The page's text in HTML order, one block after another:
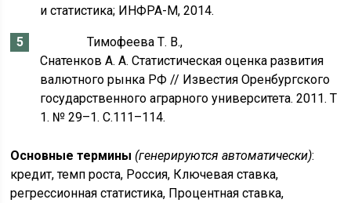
и статистика; ИНФРА-М, 2014.
Тимофеева Т. В.,
Снатенков А. А. Статистическая оценка развития
валютного рынка РФ // Известия Оренбургского
государственного аграрного университета. 2011. Т
1. № 29–1. С.111–114.
Основные термины (генерируются автоматически):
кредит, темп роста, Россия, Ключевая ставка,
регрессионная статистика, Процентная ставка,